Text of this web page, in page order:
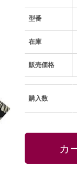
型番
在庫
販売価格
購入数